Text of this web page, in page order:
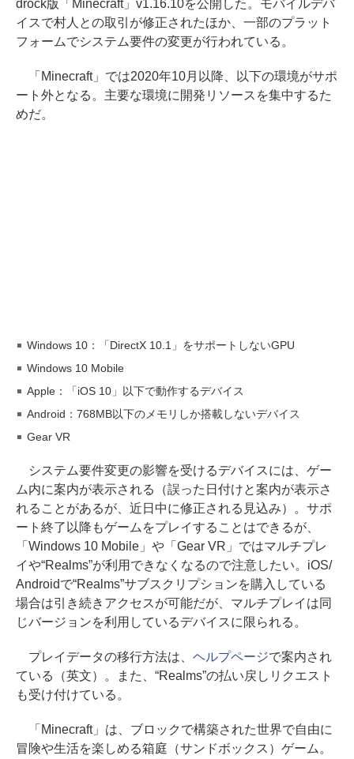
drock版「Minecraft」v1.16.10を公開した。モバイルデバ
イスで村人との取引が修正されたほか、一部のプラット
フォームでシステム要件の変更が行われている。
「Minecraft」では2020年10月以降、以下の環境がサポ
ート外となる。主要な環境に開発リソースを集中するた
めだ。
Windows 10：「DirectX 10.1」をサポートしないGPU
Windows 10 Mobile
Apple：「iOS 10」以下で動作するデバイス
Android：768MB以下のメモリしか搭載しないデバイス
Gear VR
システム要件変更の影響を受けるデバイスには、ゲー
ム内に案内が表示される（誤った日付けと案内が表示さ
れることがあるが、近日中に修正される見込み）。サポ
ート終了以降もゲームをプレイすることはできるが、
「Windows 10 Mobile」や「Gear VR」ではマルチプレ
イや“Realms”が利用できなくなるので注意したい。iOS/
Androidで“Realms”サブスクリプションを購入している
場合は引き続きアクセスが可能だが、マルチプレイは同
じバージョンを利用しているデバイスに限られる。
プレイデータの移行方法は、 ヘルプページで案内され
ている（英文）。また、“Realms”の払い戻しリクエスト
も受け付けている。
「Minecraft」は、ブロックで構築された世界で自由に
冒険や生活を楽しめる箱庭（サンドボックス）ゲーム。